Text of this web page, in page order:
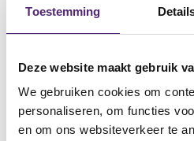
Toestemming
Deze website maakt gebruik
We gebruiken cookies om
personaliseren, om functies
en om ons websiteverkeer te
mobiliteit van de schouder te
revalidatieplan zullen door de
Geleidelijk actieve beweging